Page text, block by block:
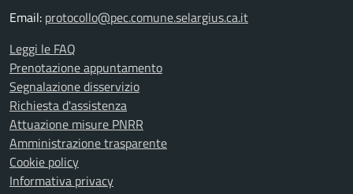
Email: protocollo@pec.comune.selargius.ca.it
Leggi le FAQ
Prenotazione appuntamento
Segnalazione disservizio
Richiesta d'assistenza
Attuazione misure PNRR
Amministrazione trasparente
Cookie policy
Informativa privacy